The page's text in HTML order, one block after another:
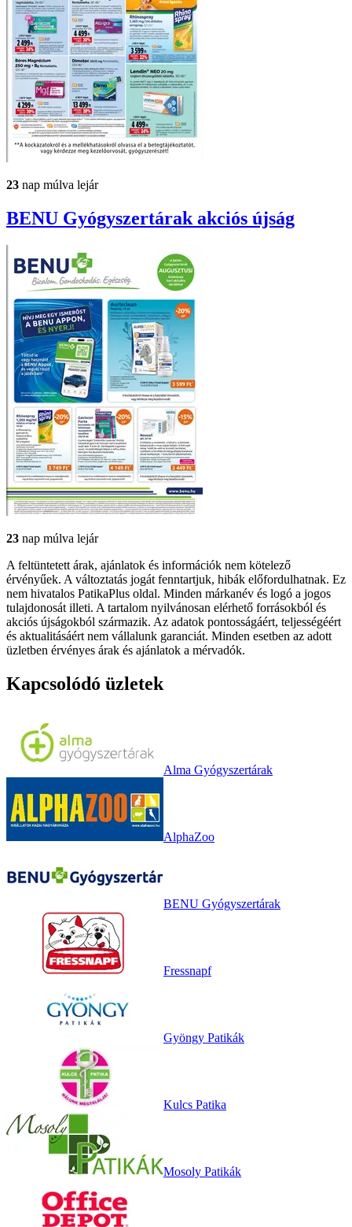
23 nap múlva lejár
BENU Gyógyszertárak akciós újság
23 nap múlva lejár
A feltüntetett árak, ajánlatok és információk nem kötelező
érvényűek. A változtatás jogát fenntartjuk, hibák előfordulhatnak. Ez
nem hivatalos PatikaPlus oldal. Minden márkanév és logó a jogos
tulajdonosát illeti. A tartalom nyilvánosan elérhető forrásokból és
akciós újságokból származik. Az adatok pontosságáért, teljességéért
és aktualitásáért nem vállalunk garanciát. Minden esetben az adott
üzletben érvényes árak és ajánlatok a mérvadók.
Kapcsolódó üzletek
Alma Gyógyszertárak
AlphaZoo
BENU Gyógyszertárak
Fressnapf
Gyöngy Patikák
Kulcs Patika
Mosoly Patikák